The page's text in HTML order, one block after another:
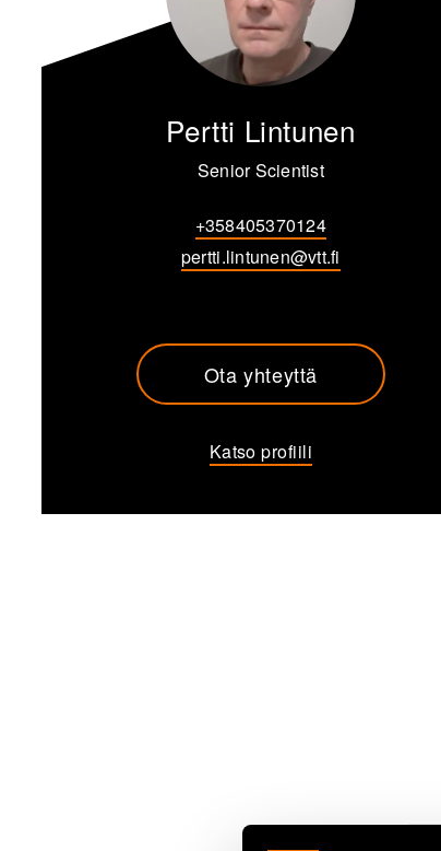
Pertti Lintunen
Senior Scientist
+358405370124
pertti.lintunen@vtt.fi
Ota yhteyttä
Katso profiili